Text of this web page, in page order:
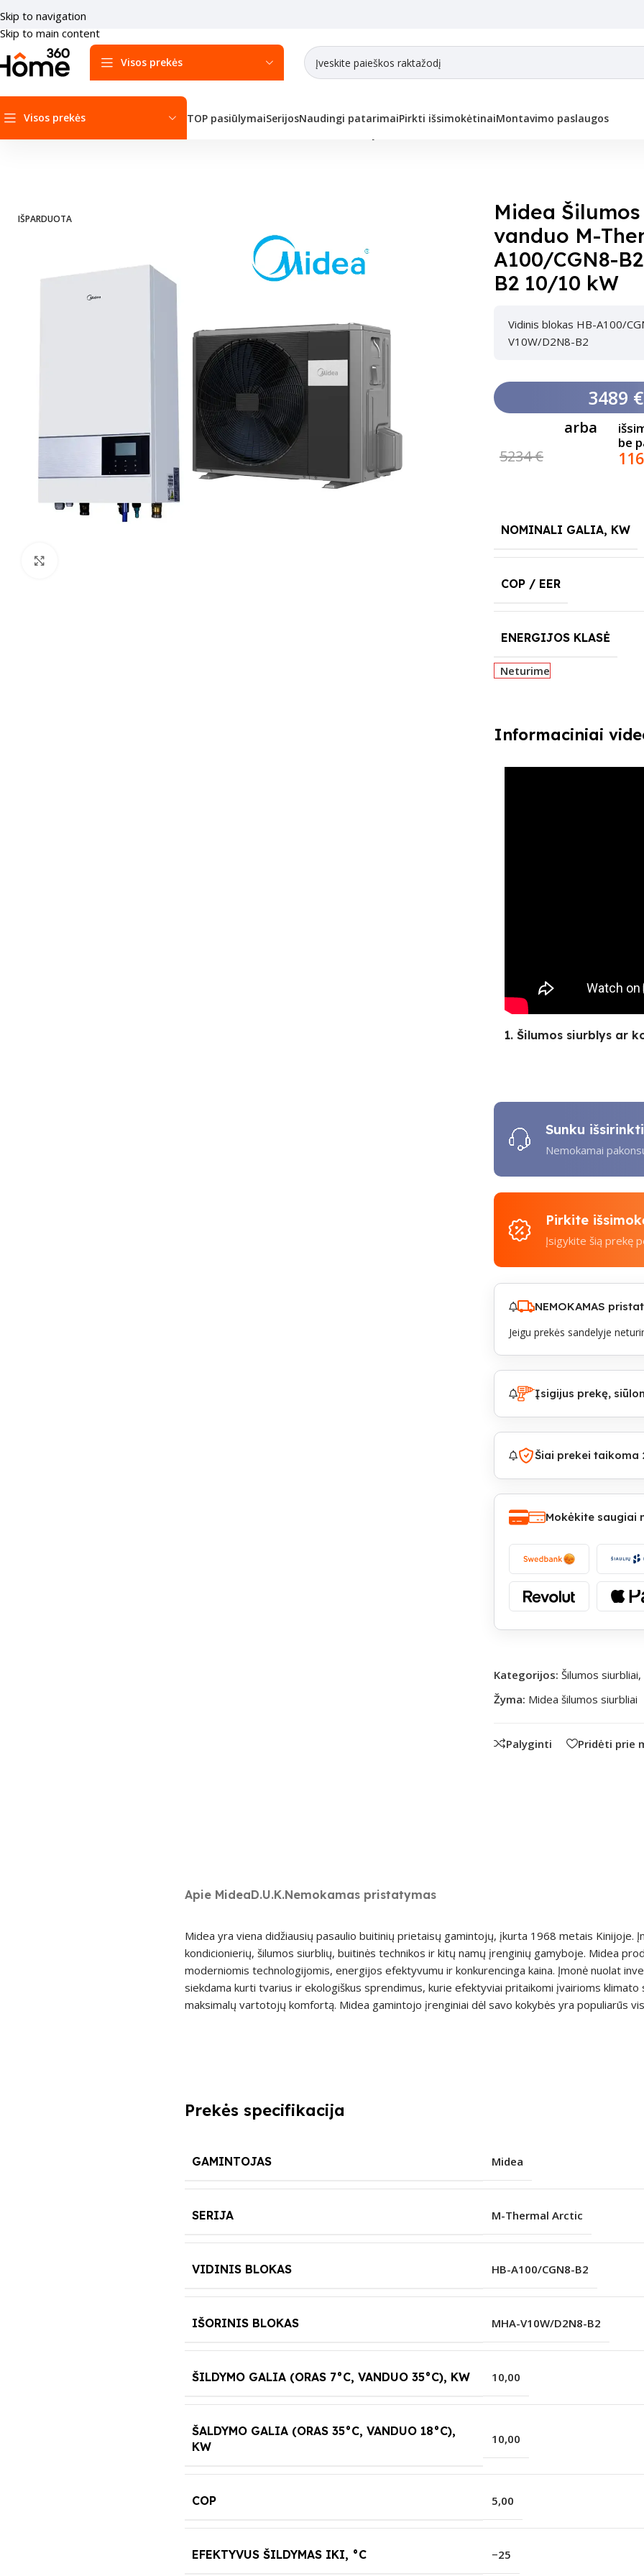
Skip to navigation
Skip to main content
Visos prekės
Visos prekės TOP pasiūlymaiSerijosNaudingi patarimaiPirkti išsimokėtinaiMontavimo paslaugos
IŠPARDUOTA
Midea
vanduo M-
A100/CGN8-
B2 10/10 kW
Vidinis blokas HB-A100/
V10W/D2N8-B2
3489 €
5234 €
arba
be
NOMINALI GALIA, KW
COP / EER
ENERGIJOS KLASĖ
Neturime
Informaciniai
1. Šilumos siurblys ar
Sunku
Nemokamai
Pirkite
Įsigykite šią prekę
NEMOKAMAS
Jeigu prekės sandelyje
Įsigijus prekę,
Šiai prekei taikoma
Mokėkite saugiai
Kategorijos: Šilumos siurbliai,
Žyma: Midea šilumos siurbliai
Palyginti Pridėti prie
Apie MideaD.U.K.Nemokamas pristatymas
Midea yra viena didžiausių pasaulio buitinių prietaisų gamintojų, įkurta 1968 metais Kinijoje.
kondicionierių, šilumos siurblių, buitinės technikos ir kitų namų įrenginių gamyboje. Midea
moderniomis technologijomis, energijos efektyvumu ir konkurencinga kaina. Įmonė nuolat
siekdama kurti tvarius ir ekologiškus sprendimus, kurie efektyviai pritaikomi įvairioms klimato
maksimalų vartotojų komfortą. Midea gamintojo įrenginiai dėl savo kokybės yra populiarūs
Prekės specifikacija
GAMINTOJAS Midea
SERIJA M-Thermal Arctic
VIDINIS BLOKAS HB-A100/CGN8-B2
IŠORINIS BLOKAS MHA-V10W/D2N8-B2
ŠILDYMO GALIA (ORAS 7°C, VANDUO 35°C), KW 10,00
ŠALDYMO GALIA (ORAS 35°C, VANDUO 18°C),
KW
10,00
COP 5,00
EFEKTYVUS ŠILDYMAS IKI, °C −25